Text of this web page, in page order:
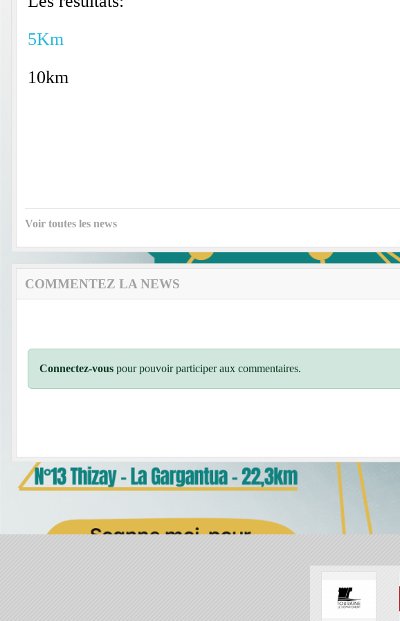
5Km
10km
Voir toutes les news
COMMENTEZ LA NEWS
Connectez-vous pour pouvoir participer aux commentaires.